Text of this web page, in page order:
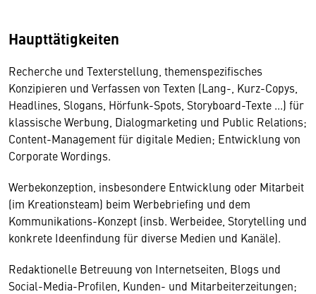
Haupttätigkeiten
Recherche und Texterstellung, themenspezifisches
Konzipieren und Verfassen von Texten (Lang-, Kurz-Copys,
Headlines, Slogans, Hörfunk-Spots, Storyboard-Texte ...) für
klassische Werbung, Dialogmarketing und Public Relations;
Content-Management für digitale Medien; Entwicklung von
Corporate Wordings.
Werbekonzeption, insbesondere Entwicklung oder Mitarbeit
(im Kreationsteam) beim Werbebriefing und dem
Kommunikations-Konzept (insb. Werbeidee, Storytelling und
konkrete Ideenfindung für diverse Medien und Kanäle).
Redaktionelle Betreuung von Internetseiten, Blogs und
Social-Media-Profilen, Kunden- und Mitarbeiterzeitungen;